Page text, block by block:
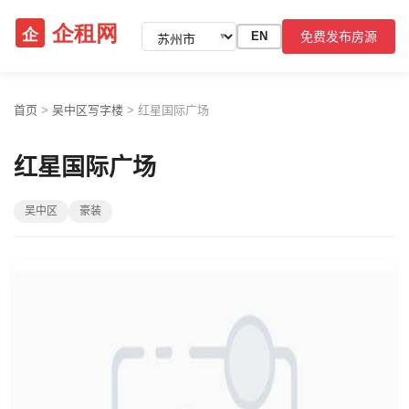
▼ EN 免费发布房源
首页 > 吴中区写字楼 > 红星国际广场
红星国际广场
吴中区 豪装